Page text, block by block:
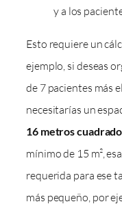
y a los
Esto requiere un
ejemplo, si deseas
de 7 pacientes más
necesitarías un
16 metros
mínimo de 15 m²,
requerida para ese
más pequeño, por